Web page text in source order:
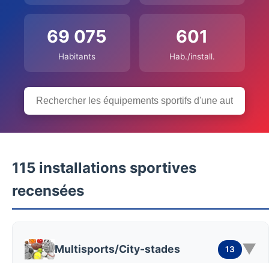
69 075
Habitants
601
Hab./install.
115 installations sportives
recensées
Multisports/City-stades 13 ▼